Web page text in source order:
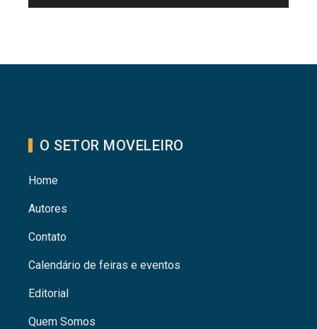
O SETOR MOVELEIRO
Home
Autores
Contato
Calendário de feiras e eventos
Editorial
Quem Somos